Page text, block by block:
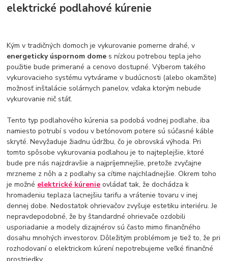
elektrické podlahové kúrenie
Kým v tradičných domoch je vykurovanie pomerne drahé, v
energeticky úspornom dome s nízkou potrebou tepla jeho
použitie bude primerané a cenovo dostupné. Výberom takého
vykurovacieho systému vytvárame v budúcnosti (alebo okamžite)
možnosť inštalácie solárnych panelov, vďaka ktorým nebude
vykurovanie nič stáť.
Tento typ podlahového kúrenia sa podobá vodnej podlahe, iba
namiesto potrubí s vodou v betónovom potere sú súčasné káble
skryté. Nevyžaduje žiadnu údržbu, čo je obrovská výhoda. Pri
tomto spôsobe vykurovania podlahou je to najteplejšie, ktoré
bude pre nás najzdravšie a najpríjemnejšie, pretože zvyčajne
mrzneme z nôh a z podlahy sa cítime najchladnejšie. Okrem toho
je možné elektrické kúrenie ovládať tak, že dochádza k
hromadeniu teplaza lacnejšiu tarifu a vrátenie tovaru v inej
dennej dobe. Nedostatok ohrievačov zvyšuje estetiku interiéru. Je
nepravdepodobné, že by štandardné ohrievače ozdobili
usporiadanie a modely dizajnérov sú často mimo finančného
dosahu mnohých investorov. Dôležitým problémom je tiež to, že pri
rozhodovaní o elektrickom kúrení nepotrebujeme veľké finančné